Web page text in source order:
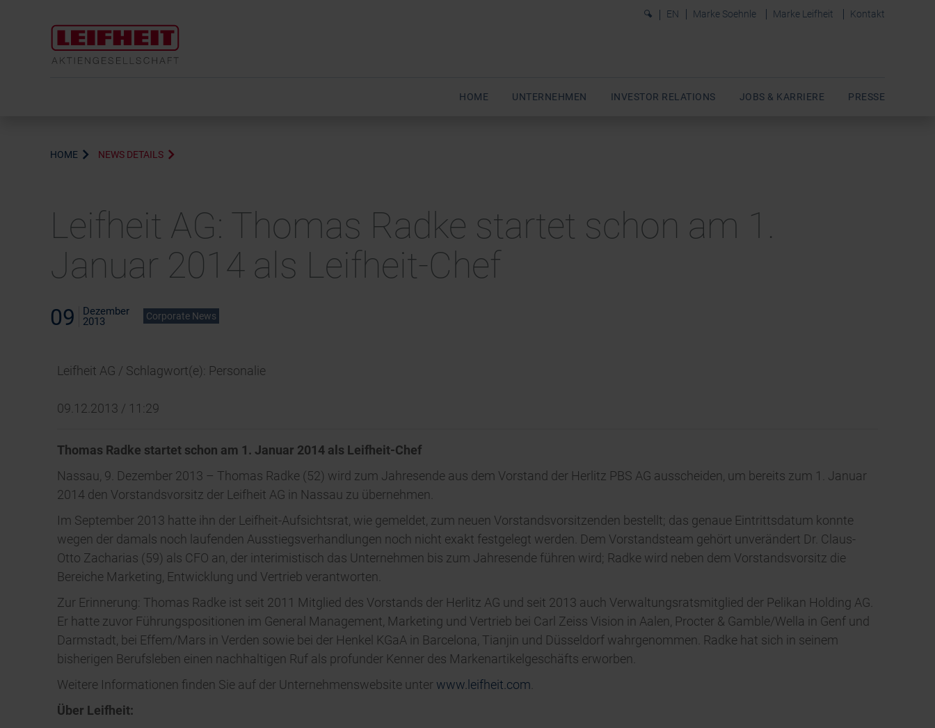
0 EN Marke Soehnle Marke Leifheit Kontakt
HOME UNTERNEHMEN INVESTOR RELATIONS JOBS & KARRIERE PRESSE
HOME NEWS DETAILS
Leifheit AG: Thomas Radke startet schon am 1.
Januar 2014 als Leifheit-Chef
09
Dezember
2013
Corporate News
Leifheit AG / Schlagwort(e): Personalie
09.12.2013 / 11:29
Thomas Radke startet schon am 1. Januar 2014 als Leifheit-Chef
Nassau, 9. Dezember 2013 – Thomas Radke (52) wird zum Jahresende aus dem Vorstand der Herlitz PBS AG ausscheiden, um bereits zum 1. Januar
2014 den Vorstandsvorsitz der Leifheit AG in Nassau zu übernehmen.
Im September 2013 hatte ihn der Leifheit-Aufsichtsrat, wie gemeldet, zum neuen Vorstandsvorsitzenden bestellt; das genaue Eintrittsdatum konnte
wegen der damals noch laufenden Ausstiegsverhandlungen noch nicht exakt festgelegt werden. Dem Vorstandsteam gehört unverändert Dr. Claus-
Otto Zacharias (59) als CFO an, der interimistisch das Unternehmen bis zum Jahresende führen wird; Radke wird neben dem Vorstandsvorsitz die
Bereiche Marketing, Entwicklung und Vertrieb verantworten.
Zur Erinnerung: Thomas Radke ist seit 2011 Mitglied des Vorstands der Herlitz AG und seit 2013 auch Verwaltungsratsmitglied der Pelikan Holding AG.
Er hatte zuvor Führungspositionen im General Management, Marketing und Vertrieb bei Carl Zeiss Vision in Aalen, Procter & Gamble/Wella in Genf und
Darmstadt, bei Effem/Mars in Verden sowie bei der Henkel KGaA in Barcelona, Tianjin und Düsseldorf wahrgenommen. Radke hat sich in seinem
bisherigen Berufsleben einen nachhaltigen Ruf als profunder Kenner des Markenartikelgeschäfts erworben.
Weitere Informationen finden Sie auf der Unternehmenswebsite unter www.leifheit.com.
Über Leifheit: